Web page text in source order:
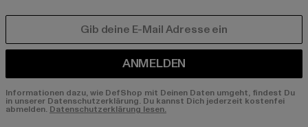
ANMELDEN
Informationen dazu, wie DefShop mit Deinen Daten umgeht, findest Du
in unserer Datenschutzerklärung. Du kannst Dich jederzeit kostenfei
abmelden. Datenschutzerklärung lesen.